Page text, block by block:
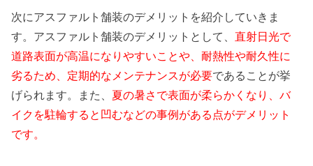
次にアスファルト舗装のデメリットを紹介していきま
す。アスファルト舗装のデメリットとして、直射日光で
道路表面が高温になりやすいことや、耐熱性や耐久性に
劣るため、定期的なメンテナンスが必要であることが挙
げられます。また、 夏の暑さで表面が柔らかくなり、バ
イクを駐輪すると凹むなどの事例がある点がデメリット
です。